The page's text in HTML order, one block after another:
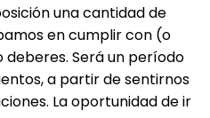
una cantidad de
en cumplir con (o
Será un período
a partir de sentirnos
La oportunidad de ir